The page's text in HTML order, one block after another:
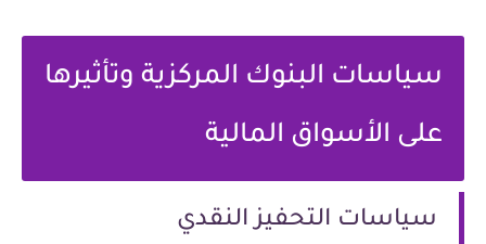
سياسات البنوك المركزية وتأثيرها
على الأسواق المالية
سياسات التحفيز النقدي